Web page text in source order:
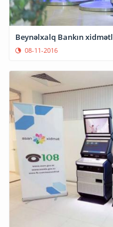
Beynəlxalq Bankın
08-11-2016